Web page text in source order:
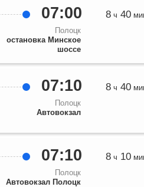
07:00
Полоцк
остановка Минское
шоссе
8ч 40
07:10
Полоцк
Автовокзал
8ч 40
07:10
Полоцк
Автовокзал Полоцк
8ч 10